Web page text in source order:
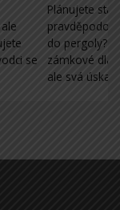
Pak
ta nejlepší dlažba
dlaždic,
z těchto řešení má